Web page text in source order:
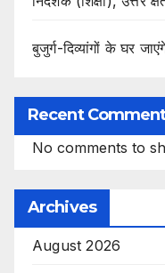
बुजुर्ग-दिव्यांगों के घर
Recent
No comments to
Archives
August 2026